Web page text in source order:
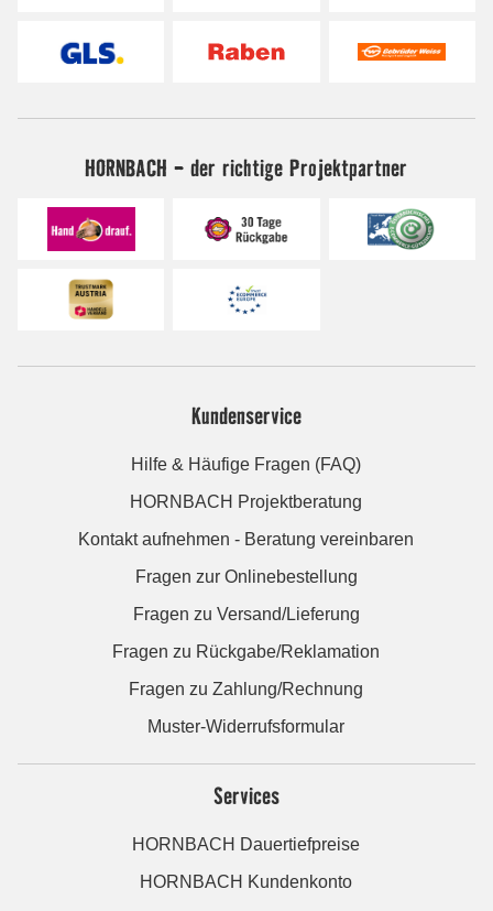
HORNBACH - der richtige Projektpartner
Kundenservice
Hilfe & Häufige Fragen (FAQ)
HORNBACH Projektberatung
Kontakt aufnehmen - Beratung vereinbaren
Fragen zur Onlinebestellung
Fragen zu Versand/Lieferung
Fragen zu Rückgabe/Reklamation
Fragen zu Zahlung/Rechnung
Muster-Widerrufsformular
Services
HORNBACH Dauertiefpreise
HORNBACH Kundenkonto